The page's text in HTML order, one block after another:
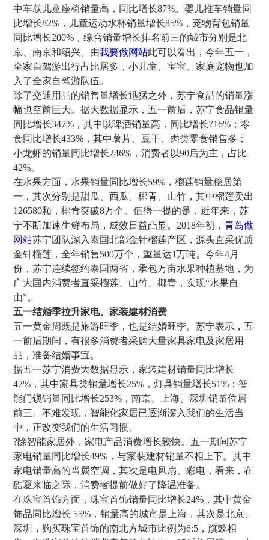
中车载儿童座椅销量高，同比增长87%。婴儿推车销量同
比增长82%，儿童运动水杯销量增长85%，宠物背包销量
同比增长200%，综合销量增长排名前三的城市分别是北
京、南京和绍兴。由我要做网站此可以看出，今年五一，
全家自驾游出行占比居多，小儿童、宝宝、家庭宠物也加
入了全家自驾游队伍。
除了交通用品的销售量增长迅猛之外，苏宁食品的销量涨
幅也空前巨大。据大数据显示，五一前后，苏宁食品销量
同比增长347%，其中以啤酒销量高，同比增长716%；零
食同比增长433%，其中薯片、豆干、肉类零食销售多；
小龙虾的销量同比增长246%，消费者以90后为主，占比
42%。
在水果方面，水果销量同比增长59%，榴莲销量稳居第
一，其次分别是甜瓜、西瓜、椰青、山竹，其中榴莲卖出
126580颗，椰青突破8万个。值得一提的是，近年来，苏
宁不断加速生鲜布局，成效日益凸显。2018年初，青岛做
网站苏宁团队深入泰国北部金针榴莲产区，源头直采优质
金针榴莲，全年销售500万个，重量达1万吨。今年4月
份，苏宁连续签约泰国两省，承包万亩水果种植基地，为
广大国内消费者直采榴莲、山竹、椰青，实现“水果自
由”。
五一结婚季拉升家电、家装建材消费
五 一黄金周既是旅游旺季，也是结婚旺季。苏宁表示，五
一前后期间，有很多消费者采购大量家具家电及家居用
品，准备结婚事宜。
据五一苏宁消费大数据显示，家装建材销量同比增长
47%，其中家具类销量增长25%，灯具销量增长51%；智
能门锁销量同比增长253%，南京、上海、深圳销量位居
前三。不难发现，智能化家居已逐渐深入我们的生活当
中，正改变我们的生活习惯。
?除智能家居外，家电产品消费增长较快。五一期间苏宁
家电销量同比增长49%，与家装建材销量不相上下。其中
家电销量高的当属空调，其次是电风扇、彩电，看来，在
酷夏来临之际，消费者提前做好了降温准备。
在珠宝首饰方面，珠宝首饰销量同比增长24%，其中黄金
饰品同 比增长  55%，销量高的城市是上海，其次是北京、
深圳，购买珠宝首饰的南北方城市比例为6:5，旗鼓相  